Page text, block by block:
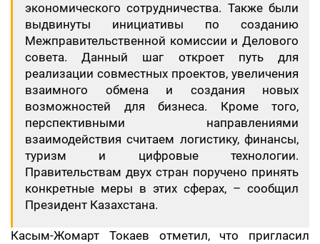
экономического сотрудничества. Также были
выдвинуты инициативы по созданию
Межправительственной комиссии и Делового
совета. Данный шаг откроет путь для
реализации совместных проектов, увеличения
взаимного обмена и создания новых
возможностей для бизнеса. Кроме того,
перспективными направлениями
взаимодействия считаем логистику, финансы,
туризм и цифровые технологии.
Правительствам двух стран поручено принять
конкретные меры в этих сферах, – сообщил
Президент Казахстана.
​Касым-Жомарт Токаев отметил, что пригласил